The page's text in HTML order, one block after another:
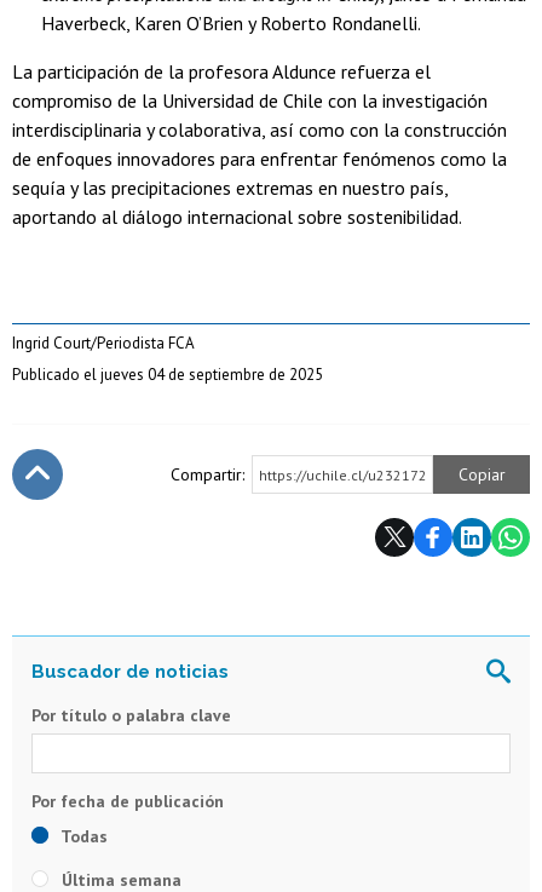
Haverbeck, Karen O’Brien y Roberto Rondanelli.
La participación de la profesora Aldunce refuerza el
compromiso de la Universidad de Chile con la investigación
interdisciplinaria y colaborativa, así como con la construcción
de enfoques innovadores para enfrentar fenómenos como la
sequía y las precipitaciones extremas en nuestro país,
aportando al diálogo internacional sobre sostenibilidad.
Ingrid Court/Periodista FCA
Publicado el jueves 04 de septiembre de 2025
Compartir: https://uchile.cl/u232172 Copiar
Por título o palabra clave
Todas
Última semana